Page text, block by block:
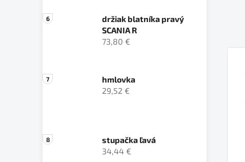
držiak blatníka pravý
SCANIA R
73,80 €
hmlovka
29,52 €
stupačka ľavá
34,44 €